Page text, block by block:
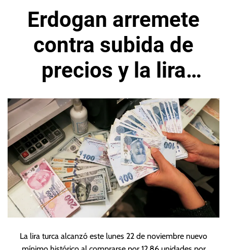
Erdogan arremete
contra subida de
precios y la lira
alcanza nuevo
mínimo
La lira turca alcanzó este lunes 22 de noviembre nuevo